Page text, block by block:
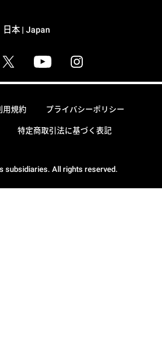
日本 | Japan
subsidiaries. All rights reserved.
用規約 プライバシーポリシー
特定商取引法に基づく表記